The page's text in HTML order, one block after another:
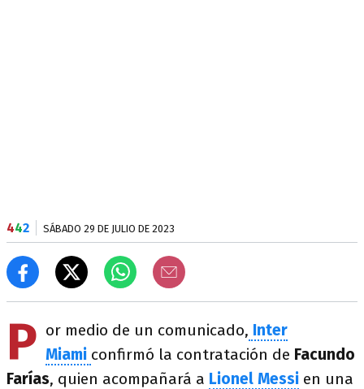
442 SÁBADO 29 DE JULIO DE 2023
P or medio de un comunicado, Inter
Miami confirmó la contratación de Facundo
Farías, quien acompañará a Lionel Messi en una